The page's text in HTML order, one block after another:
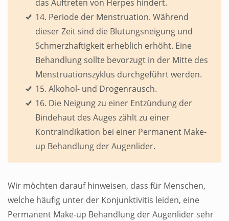
das Auftreten von Herpes hindert.
14. Periode der Menstruation. Während
dieser Zeit sind die Blutungsneigung und
Schmerzhaftigkeit erheblich erhöht. Eine
Behandlung sollte bevorzugt in der Mitte des
Menstruationszyklus durchgeführt werden.
15. Alkohol- und Drogenrausch.
16. Die Neigung zu einer Entzündung der
Bindehaut des Auges zählt zu einer
Kontraindikation bei einer Permanent Make-
up Behandlung der Augenlider.
Wir möchten darauf hinweisen, dass für Menschen,
welche häufig unter der Konjunktivitis leiden, eine
Permanent Make-up Behandlung der Augenlider sehr